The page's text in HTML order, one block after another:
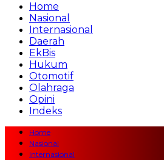
Home
Nasional
Internasional
Daerah
EkBis
Hukum
Otomotif
Olahraga
Opini
Indeks
Home
Nasional
Internasional